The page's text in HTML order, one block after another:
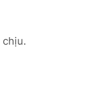
chịu.